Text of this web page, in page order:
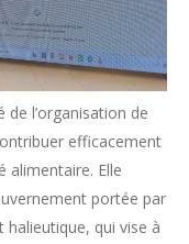
l’organisation de
efficacement
alimentaire. Elle
portée par
halieutique, qui vise à